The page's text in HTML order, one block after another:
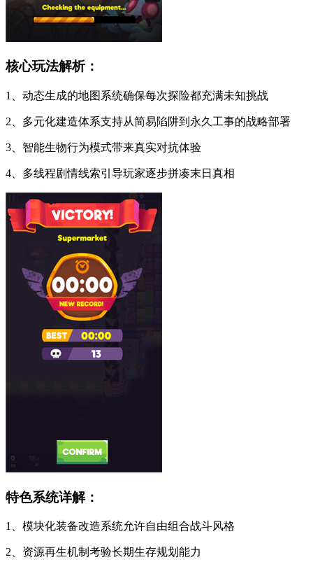
核心玩法解析：
1、动态生成的地图系统确保每次探险都充满未知挑战
2、多元化建造体系支持从简易陷阱到永久工事的战略部署
3、智能生物行为模式带来真实对抗体验
4、多线程剧情线索引导玩家逐步拼凑末日真相
特色系统详解：
1、模块化装备改造系统允许自由组合战斗风格
2、资源再生机制考验长期生存规划能力